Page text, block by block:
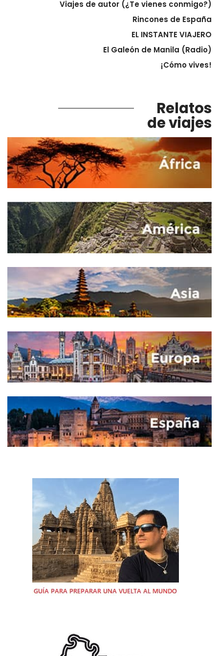
Viajes de autor (¿Te vienes conmigo?)
Rincones de España
EL INSTANTE VIAJERO
El Galeón de Manila (Radio)
¡Cómo vives!
Relatos
de viajes